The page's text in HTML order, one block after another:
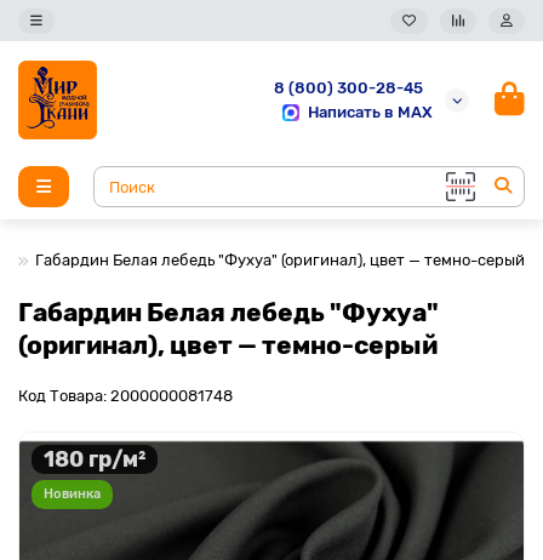
8 (800) 300-28-45
Написать в MAX
Габардин Белая лебедь "Фухуа" (оригинал), цвет — темно-серый
Габардин Белая лебедь "Фухуа"
(оригинал), цвет — темно-серый
Код Товара: 2000000081748
180 гр/м²
Новинка